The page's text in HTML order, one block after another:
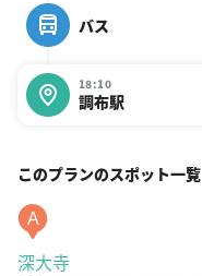
バス
18:10
調布駅
このプランのスポット一覧
A
深大寺